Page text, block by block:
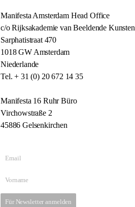
Manifesta Amsterdam Head Office
c/o Rijksakademie van Beeldende Kunsten
Sarphatistraat 470
1018 GW Amsterdam
Niederlande
Tel. + 31 (0) 20 672 14 35
Manifesta 16 Ruhr Büro
Virchowstraße 2
45886 Gelsenkirchen
Für Newsletter anmelden